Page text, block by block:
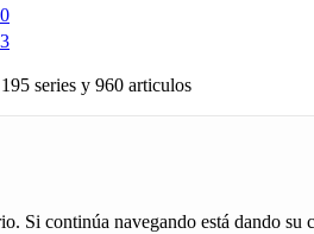
series y 960 articulos
Si continúa navegando está dando